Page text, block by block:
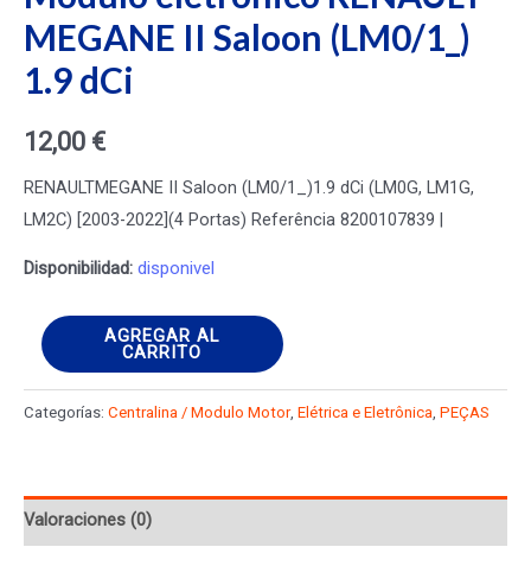
MEGANE II Saloon (LM0/1_)
1.9 dCi
12,00 €
RENAULTMEGANE II Saloon (LM0/1_)1.9 dCi (LM0G, LM1G,
LM2C) [2003-2022](4 Portas) Referência 8200107839 |
Disponibilidad: disponivel
Módulo
eletrónico
RENAULT
MEGANE
(LM0/1_)
AGREGAR AL
CARRITO
Categorías: Centralina / Modulo Motor, Elétrica e Eletrônica PEÇAS
Valoraciones (0)